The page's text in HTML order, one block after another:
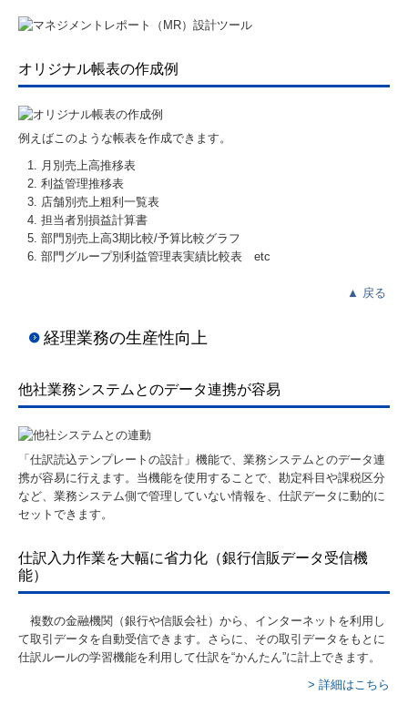
オリジナル帳表の作成例
例えばこのような帳表を作成できます。
月別売上高推移表
利益管理推移表
店舗別売上粗利一覧表
担当者別損益計算書
部門別売上高3期比較/予算比較グラフ
部門グループ別利益管理表実績比較表 etc
▲ 戻る
経理業務の生産性向上
他社業務システムとのデータ連携が容易
「仕訳読込テンプレートの設計」機能で、業務システムとのデータ連
携が容易に行えます。当機能を使用することで、勘定科目や課税区分
など、業務システム側で管理していない情報を、仕訳データに動的に
セットできます。
仕訳入力作業を大幅に省力化（銀行信販データ受信機
能）
複数の金融機関（銀行や信販会社）から、インターネットを利用し
て取引データを自動受信できます。さらに、その取引データをもとに
仕訳ルールの学習機能を利用して仕訳を“かんたん”に計上できます。
> 詳細はこちら